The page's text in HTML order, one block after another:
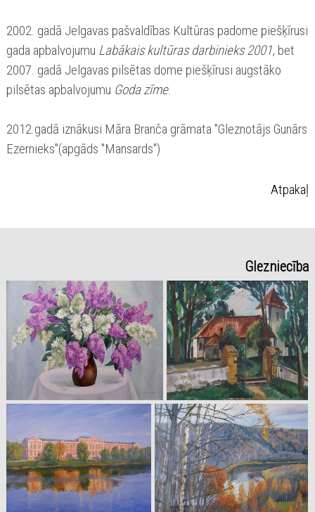
2002. gadā Jelgavas pašvaldības Kultūras padome piešķīrusi
gada apbalvojumu Labākais kultūras darbinieks 2001, bet
2007. gadā Jelgavas pilsētas dome piešķīrusi augstāko
pilsētas apbalvojumu Goda zīme.
2012.gadā iznākusi Māra Branča grāmata "Gleznotājs Gunārs
Ezernieks"(apgāds "Mansards")
Atpakaļ
Glezniecība